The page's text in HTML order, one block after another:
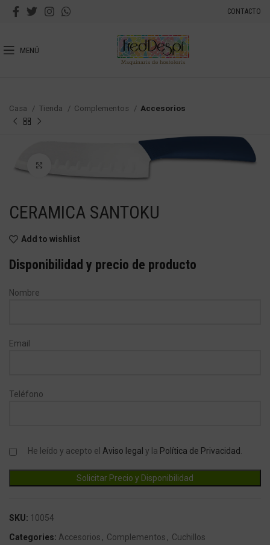
CONTACTO
MENÚ
Casa Tienda Complementos Accesorios
CERAMICA SANTOKU
Add to wishlist
Disponibilidad y precio de producto
Nombre
Email
Teléfono
He leído y acepto el Aviso legal y la Política de Privacidad
SKU: 10054
Categories: Accesorios , Complementos , Cuchillos